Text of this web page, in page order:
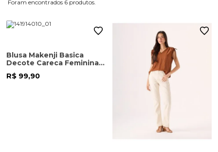
6
Blusa Makenji Basica
Decote Careca Feminina
Preta
R$ 99,90